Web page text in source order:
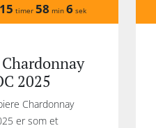
15 timer 58 min 6 sek
2025
Chardonnay
er som et